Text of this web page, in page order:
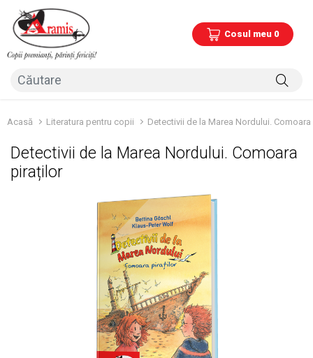
Cosul meu 0
Acasă Literatura pentru copii Detectivii de la Marea Nordului.
Detectivii de la Marea Nordului. Comoara
piraților